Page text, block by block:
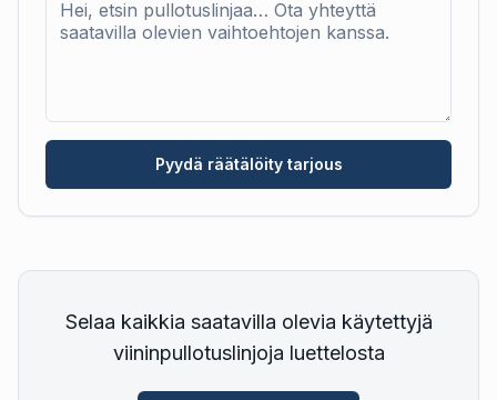
Pyydä räätälöity tarjous
Selaa kaikkia saatavilla olevia käytettyjä
viininpullotuslinjoja luettelosta